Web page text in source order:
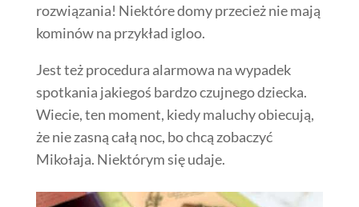
rozwiązania! Niektóre domy przecież nie mają
kominów na przykład igloo.
Jest też procedura alarmowa na wypadek
spotkania jakiegoś bardzo czujnego dziecka.
Wiecie, ten moment, kiedy maluchy obiecują,
że nie zasną całą noc, bo chcą zobaczyć
Mikołaja. Niektórym się udaje.